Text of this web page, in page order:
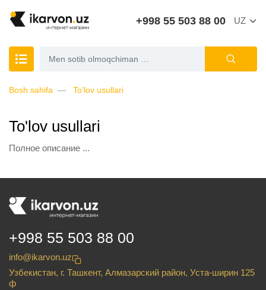
+998 55 503 88 00 UZ
Bosh sahifa To'lov usullari
To'lov usullari
Полное описание ...
+998 55 503 88 00
info@ikarvon.uz
Узбекистан, г. Ташкент, Алмазарский район, Уста-ширин 125
ф